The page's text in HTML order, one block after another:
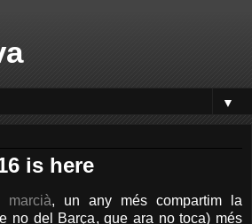
▼
is here
marcià, un any més compartim la
no del Barça, que ara no toca) més